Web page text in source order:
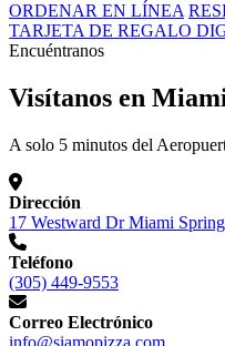
ORDENAR EN LÍNEA
TARJETA DE REGALO
Encuéntranos
Visítanos en
A solo 5 minutos del
Dirección
17 Westward Dr Miami
Teléfono
(305) 449-9553
Correo Electrónico